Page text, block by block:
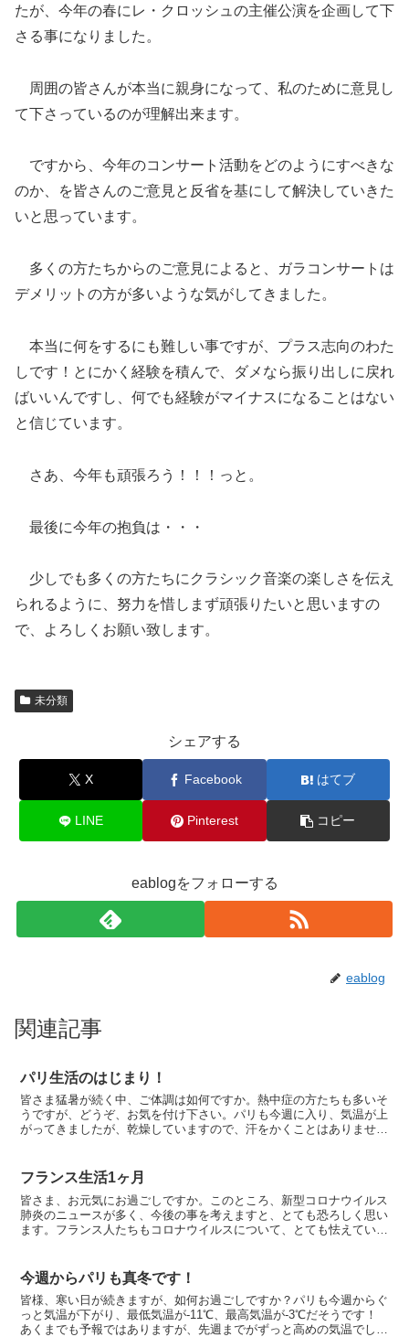
たが、今年の春にレ・クロッシュの主催公演を企画して下
さる事になりました。
周囲の皆さんが本当に親身になって、私のために意見し
て下さっているのが理解出来ます。
ですから、今年のコンサート活動をどのようにすべきな
のか、を皆さんのご意見と反省を基にして解決していきた
いと思っています。
多くの方たちからのご意見によると、ガラコンサートは
デメリットの方が多いような気がしてきました。
本当に何をするにも難しい事ですが、プラス志向のわた
しです！とにかく経験を積んで、ダメなら振り出しに戻れ
ばいいんですし、何でも経験がマイナスになることはない
と信じています。
さあ、今年も頑張ろう！！！っと。
最後に今年の抱負は・・・
少しでも多くの方たちにクラシック音楽の楽しさを伝え
られるように、努力を惜しまず頑張りたいと思いますの
で、よろしくお願い致します。
未分類
シェアする
X Facebook はてブ
LINE Pinterest コピー
eablogをフォローする
eablog
関連記事
パリ生活のはじまり！
皆さま猛暑が続く中、ご体調は如何ですか。熱中症の方たちも多いそ
うですが、どうぞ、お気を付け下さい。パリも今週に入り、気温が上
がってきましたが、乾燥していますので、汗をかくことはありませ
フランス生活1ヶ月
皆さま、お元気にお過ごしですか。このところ、新型コロナウイルス
肺炎のニュースが多く、今後の事を考えますと、とても恐ろしく思い
ます。フランス人たちもコロナウイルスについて、とても怯えていま
今週からパリも真冬です！
皆様、寒い日が続きますが、如何お過ごしですか？パリも今週からぐ
っと気温が下がり、最低気温が-11℃、最高気温が-3℃だそうです！
あくまでも予報ではありますが、先週までがずっと高めの気温でした